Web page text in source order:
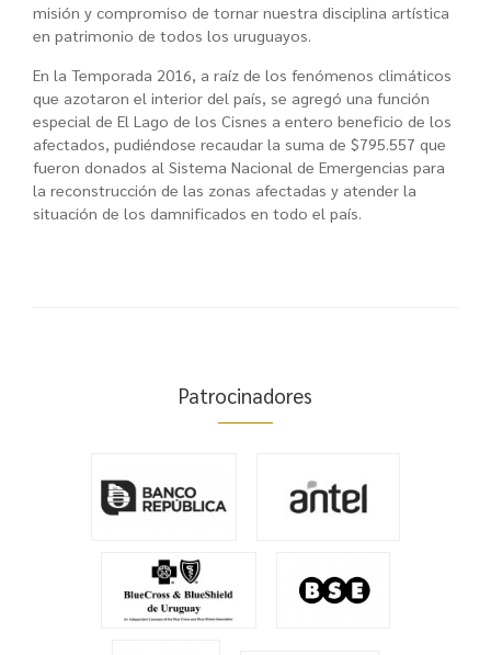
misión y compromiso de tornar nuestra disciplina artística
en patrimonio de todos los uruguayos.
En la Temporada 2016, a raíz de los fenómenos climáticos
que azotaron el interior del país, se agregó una función
especial de El Lago de los Cisnes a entero beneficio de los
afectados, pudiéndose recaudar la suma de $795.557 que
fueron donados al Sistema Nacional de Emergencias para
la reconstrucción de las zonas afectadas y atender la
situación de los damnificados en todo el país.
Patrocinadores